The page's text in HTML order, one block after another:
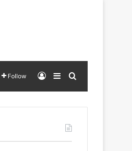
Follow Log InSidebarSearch for